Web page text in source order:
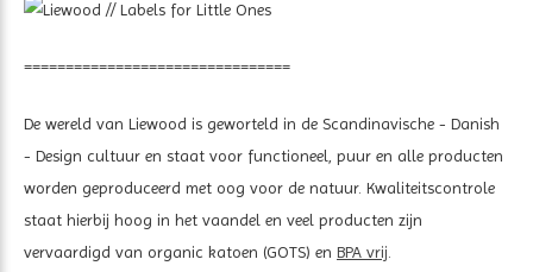
================================
De wereld van Liewood is geworteld in de Scandinavische - Danish
- Design cultuur en staat voor functioneel, puur en alle producten
worden geproduceerd met oog voor de natuur. Kwaliteitscontrole
staat hierbij hoog in het vaandel en veel producten zijn
vervaardigd van organic katoen (GOTS) en BPA vrij.